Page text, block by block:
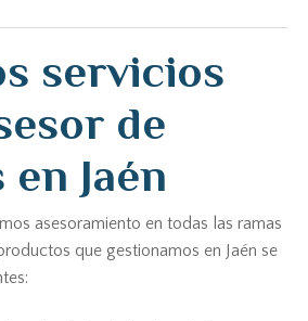
servicios
de
Jaén
asesoramiento en todas las ramas
que gestionamos en Jaén se